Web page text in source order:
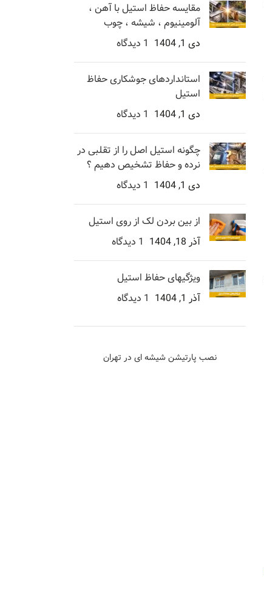
مقایسه حفاظ استیل با آهن ،
آلومینیوم ، شیشه ، چوب
دی 1, 1404
1 دیدگاه
استانداردهای جوشکاری حفاظ
استیل
دی 1, 1404
1 دیدگاه
چگونه استیل اصل را از تقلبی در
نرده و حفاظ تشخیص دهیم ؟
دی 1, 1404
1 دیدگاه
از بین بردن لک از روی استیل
آذر 18, 1404
1 دیدگاه
ویژگیهای حفاظ استیل
آذر 1, 1404
1 دیدگاه
نصب پارتیشن شیشه ای در تهران